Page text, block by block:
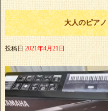
大人のピア
投稿日 2021年4月21日